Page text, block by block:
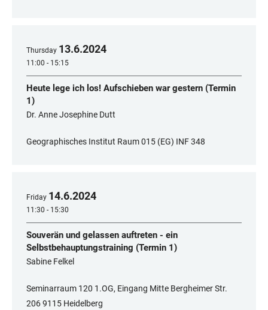
Thursday 13.6.2024
11:00 - 15:15
Heute lege ich los! Aufschieben war gestern (Termin
1)
Dr. Anne Josephine Dutt
Geographisches Institut Raum 015 (EG) INF 348
Friday 14.6.2024
11:30 - 15:30
Souverän und gelassen auftreten - ein
Selbstbehauptungstraining (Termin 1)
Sabine Felkel
Seminarraum 120 1.OG, Eingang Mitte Bergheimer Str.
206 9115 Heidelberg